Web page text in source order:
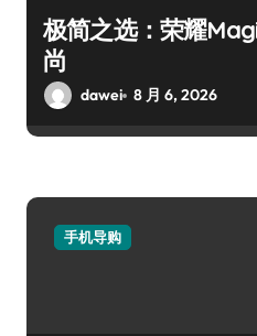
极简之选：荣耀
尚
dawei 8 月 6, 2026
手机导购